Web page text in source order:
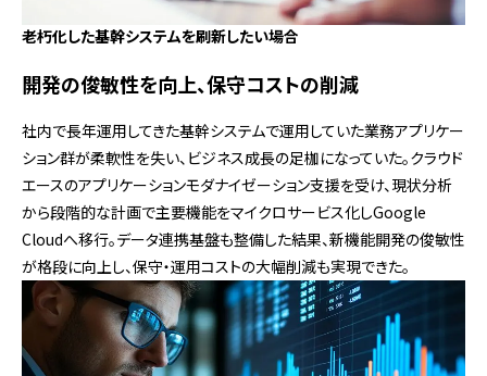
老朽化した基幹システムを刷新したい場合
開発の俊敏性を向上、保守コストの削減
社内で長年運用してきた基幹システムで運用していた業務アプリケー
ション群が柔軟性を失い、ビジネス成長の足枷になっていた。クラウド
エースのアプリケーションモダナイゼーション支援を受け、現状分析
から段階的な計画で主要機能をマイクロサービス化しGoogle
Cloudへ移行。データ連携基盤も整備した結果、新機能開発の俊敏性
が格段に向上し、保守・運用コストの大幅削減も実現できた。